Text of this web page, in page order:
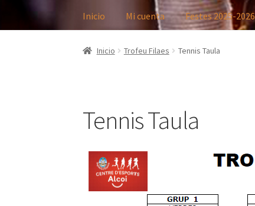
Inicio Mi cuenta Festes 2025-2026
Inicio Trofeu Filaes Tennis Taula
Tennis Taula